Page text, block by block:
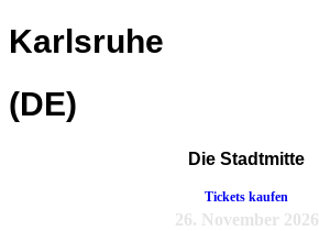
Karlsruhe
(DE)
Die Stadtmitte
Tickets kaufen
26. November 2026